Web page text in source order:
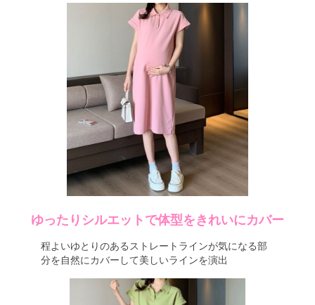
ゆったりシルエットで体型をきれいにカバー
程よいゆとりのあるストレートラインが気になる部
分を自然にカバーして美しいラインを演出